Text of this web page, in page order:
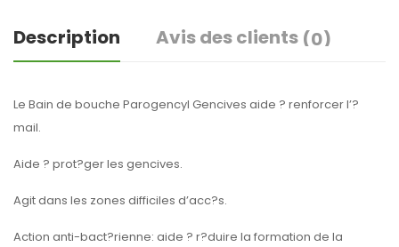
Description Avis des clients (0)
Le Bain de bouche Parogencyl Gencives aide ? renforcer l’?
mail.
Aide ? prot?ger les gencives.
Agit dans les zones difficiles d’acc?s.
Action anti-bact?rienne: aide ? r?duire la formation de la